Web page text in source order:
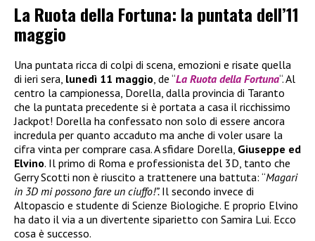
La Ruota della Fortuna: la puntata dell’11
maggio
Una puntata ricca di colpi di scena, emozioni e risate quella
di ieri sera, lunedì 11 maggio , de “La Ruota della Fortuna“. Al
centro la campionessa, Dorella, dalla provincia di Taranto
che la puntata precedente si è portata a casa il ricchissimo
Jackpot! Dorella ha confessato non solo di essere ancora
incredula per quanto accaduto ma anche di voler usare la
cifra vinta per comprare casa. A sfidare Dorella, Giuseppe ed
Elvino. Il primo di Roma e professionista del 3D, tanto che
Gerry Scotti non è riuscito a trattenere una battuta: “Magari
in 3D mi possono fare un ciuffo!”. Il secondo invece di
Altopascio e studente di Scienze Biologiche. E proprio Elvino
ha dato il via a un divertente siparietto con Samira Lui. Ecco
cosa è successo.